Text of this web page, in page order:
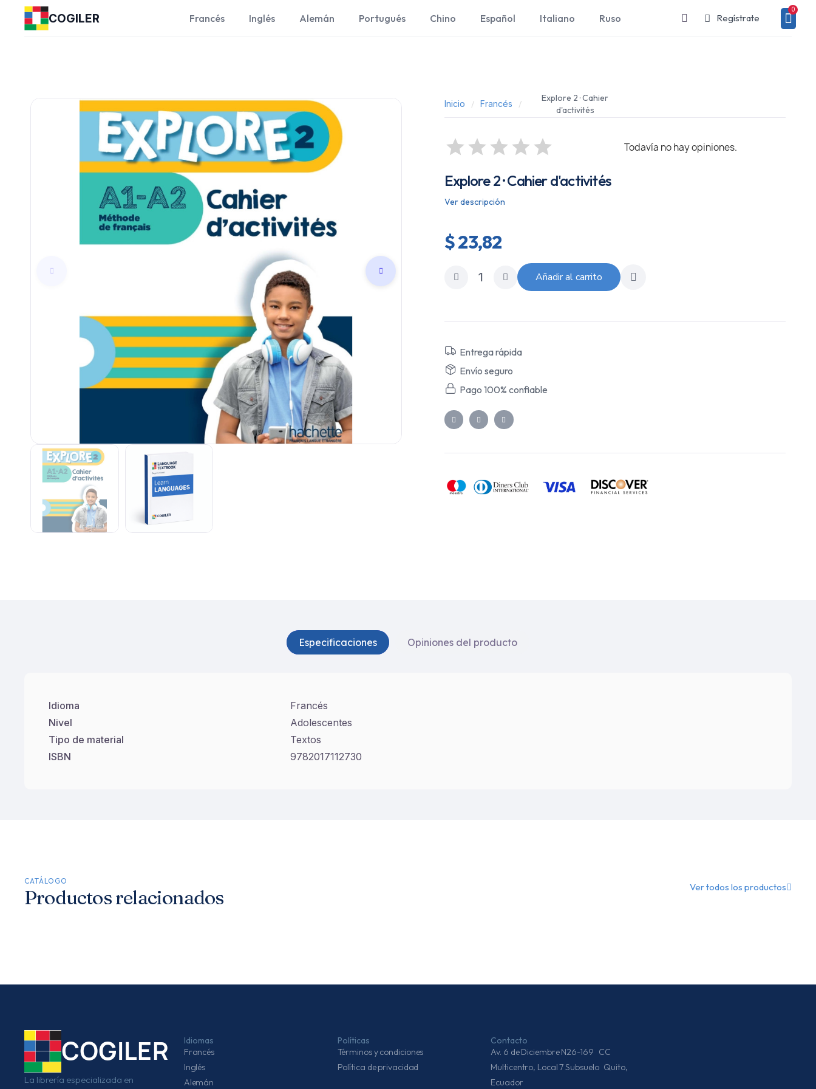
COGILER Francés Inglés Alemán Portugués Chino Español Italiano Ruso Regístrate
Inicio Francés
Explore 2 · Cahier
d'activités
Todavía no hay opiniones.
Explore 2 · Cahier d'activités
Ver descripción
$ 23,82
Añadir al carrito
Entrega rápida
Envío seguro
Pago 100% confiable
Especificaciones Opiniones del producto
Idioma
Francés
Nivel
Adolescentes
Tipo de material
Textos
ISBN
9782017112730
CATÁLOGO
Productos relacionados Ver todos los productos
COGILER
La librería especializada en
Idiomas
Francés
Inglés
Alemán
Políticas
Términos y condiciones
Política de privacidad
Contacto
Av. 6 de Diciembre N26-169 CC
Multicentro, Local 7 Subsuelo Quito,
Ecuador